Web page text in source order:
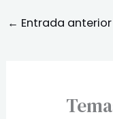
← Entrada anterior